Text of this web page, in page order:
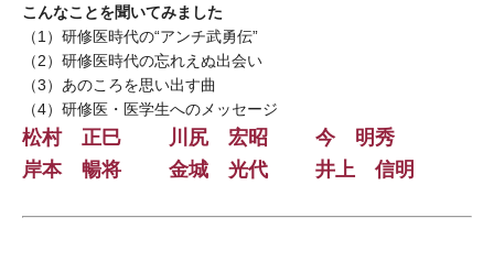
こんなことを聞いてみました
（1）研修医時代の“アンチ武勇伝”
（2）研修医時代の忘れえぬ出会い
（3）あのころを思い出す曲
（4）研修医・医学生へのメッセージ
松村 正巳
岸本 暢将
川尻 宏昭
金城 光代
今 明秀
井上 信明